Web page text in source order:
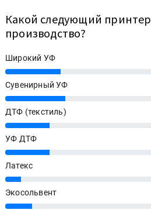
Какой следующий
производство?
Широкий УФ
25%
Сувенирный УФ
27%
ДТФ (текстиль)
20%
УФ ДТФ
20%
Латекс
7%
Экосольвент
12%